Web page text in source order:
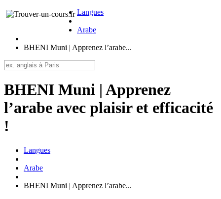
Langues
Arabe
BHENI Muni | Apprenez l’arabe...
BHENI Muni | Apprenez
l’arabe avec plaisir et efficacité
!
Langues
Arabe
BHENI Muni | Apprenez l’arabe...